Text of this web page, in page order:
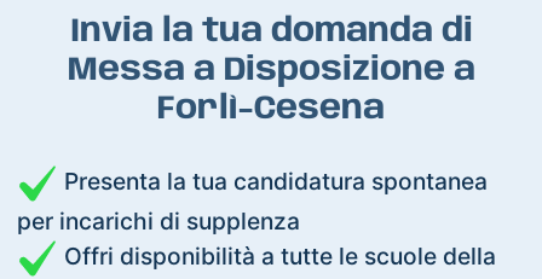
Invia la tua domanda di
Messa a Disposizione a
Forlì-Cesena
Presenta la tua candidatura spontanea
per incarichi di supplenza
Offri disponibilità a tutte le scuole della